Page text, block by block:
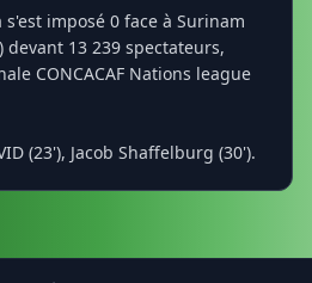
s'est imposé 0 face à Surinam
devant 13 239 spectateurs,
CONCACAF Nations league
(23'), Jacob Shaffelburg (30').